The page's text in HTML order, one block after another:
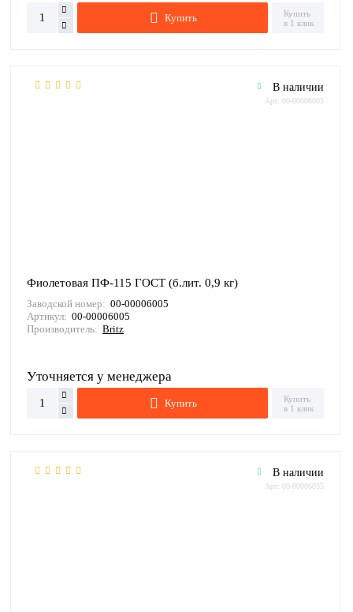
Купить
Купить
в 1 клик
В наличии
Арт: 00-00006005
Фиолетовая ПФ-115 ГОСТ (б.лит. 0,9 кг)
Заводской номер: 00-00006005
Артикул: 00-00006005
Производитель: Britz
Уточняется у менеджера
Купить
Купить
в 1 клик
В наличии
Арт: 00-00006035